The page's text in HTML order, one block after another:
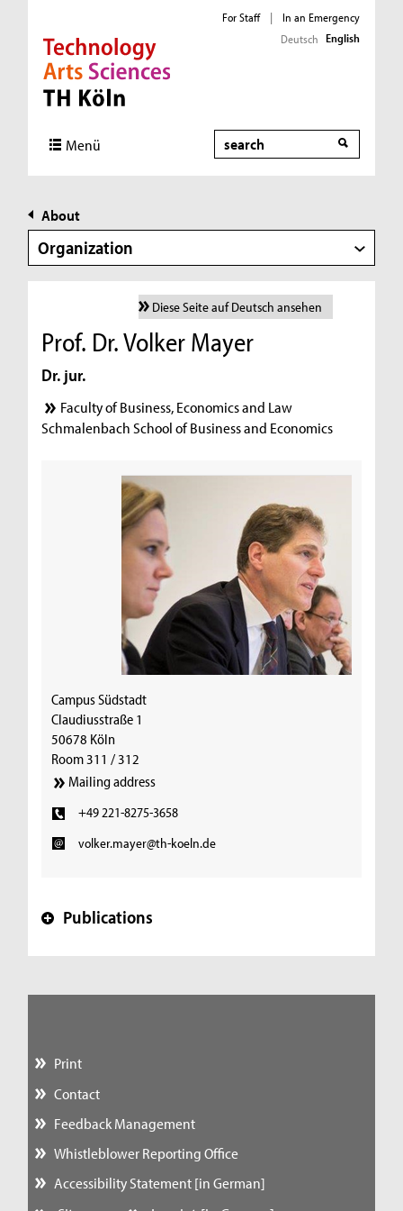
Direkt zur Hauptnavigation
Direkt zur Subnavigation
Direkt zum Inhalt
Direkt zum Fußbereich
For Staff |
In an Emergency
Deutsch English
Menü Search
About
Organization
Diese Seite auf Deutsch ansehen
Prof. Dr. Volker Mayer
Dr. jur.
Faculty of Business, Economics and Law
Schmalenbach School of Business and Economics
Campus Südstadt
Claudiusstraße 1
50678 Köln
Room 311 / 312
Mailing address
+49 221-8275-3658
volker.mayer@th-koeln.de
+ Publications
Print
Contact
Feedback Management
Whistleblower Reporting Office
Accessibility Statement [in German]